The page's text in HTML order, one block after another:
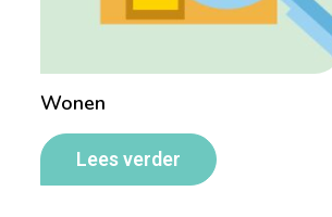
Wonen
Lees verder